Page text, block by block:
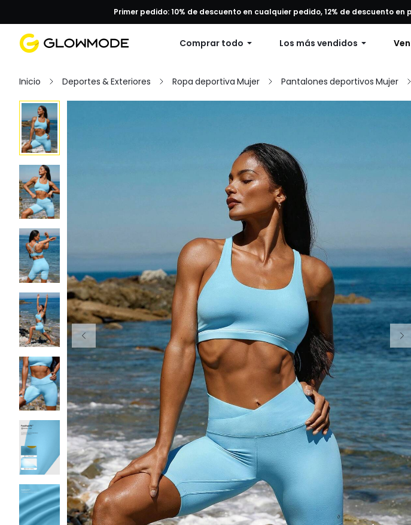
Primer pedido: 10% de descuento en cualquier pedido, 12% de descuento en
Envío gratuito en
Comprar todo Los más vendidos
Inicio Deportes & Exteriores Ropa deportiva Mujer Pantalones deportivos Mujer